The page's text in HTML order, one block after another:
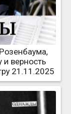
и верность
21.11.2025